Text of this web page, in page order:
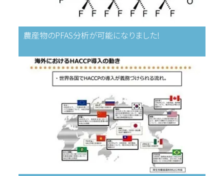
農産物のPFAS分析が可能になりました!